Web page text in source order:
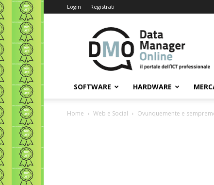
Login Registrati
Data
Manager
Online
SOFTWARE HARDWARE
Home Web e Social Ovunquemente e